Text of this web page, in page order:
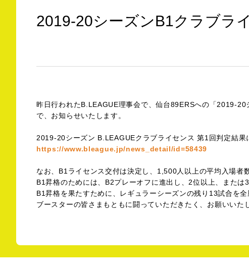
2019-20シーズンB1クラブラ
昨日行われたB.LEAGUE理事会で、仙台89ERSへの「2019-
で、お知らせいたします。
2019-20シーズン B.LEAGUEクラブライセンス 第1回判定結果
https://www.bleague.jp/news_detail/id=58439
なお、B1ライセンス交付は決定し、1,500人以上の平均入場者
B1昇格のためには、B2プレーオフに進出し、2位以上、または
B1昇格を果たすために、レギュラーシーズンの残り13試合を全
ブースターの皆さまもともに闘っていただきたく、お願いいた